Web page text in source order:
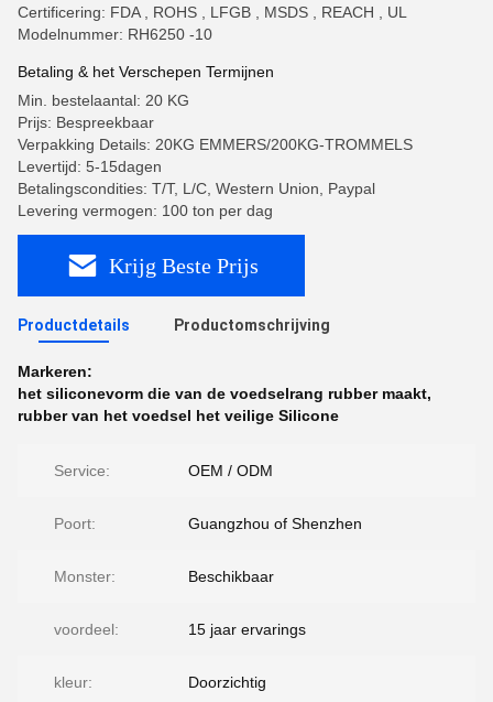
Certificering: FDA , ROHS , LFGB , MSDS , REACH , UL
Modelnummer: RH6250 -10
Betaling & het Verschepen Termijnen
Min. bestelaantal: 20 KG
Prijs: Bespreekbaar
Verpakking Details: 20KG EMMERS/200KG-TROMMELS
Levertijd: 5-15dagen
Betalingscondities: T/T, L/C, Western Union, Paypal
Levering vermogen: 100 ton per dag
Krijg Beste Prijs
Productdetails Productomschrijving
Markeren:
het siliconevorm die van de voedselrang rubber maakt,
rubber van het voedsel het veilige Silicone
Service: OEM / ODM
Poort: Guangzhou of Shenzhen
Monster: Beschikbaar
voordeel: 15 jaar ervarings
kleur: Doorzichtig